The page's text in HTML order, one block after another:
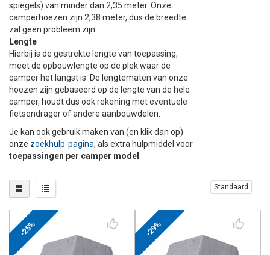
spiegels) van minder dan 2,35 meter. Onze
camperhoezen zijn 2,38 meter, dus de breedte
zal geen probleem zijn.
Lengte
Hierbij is de gestrekte lengte van toepassing,
meet de opbouwlengte op de plek waar de
camper het langst is. De lengtematen van onze
hoezen zijn gebaseerd op de lengte van de hele
camper, houdt dus ook rekening met eventuele
fietsendrager of andere aanbouwdelen.
Je kan ook gebruik maken van (en klik dan op)
onze zoekhulp-pagina, als extra hulpmiddel voor
toepassingen per camper model
Standaard
-25% -29%